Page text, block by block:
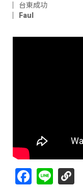
台東成功
Faul
Facebook
Line